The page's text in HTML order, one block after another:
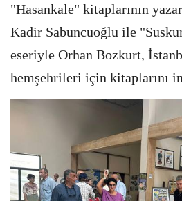
"Hasankale" kitaplarının
Kadir Sabuncuoğlu ile
eseriyle Orhan Bozkurt,
hemşehrileri için kitaplarını